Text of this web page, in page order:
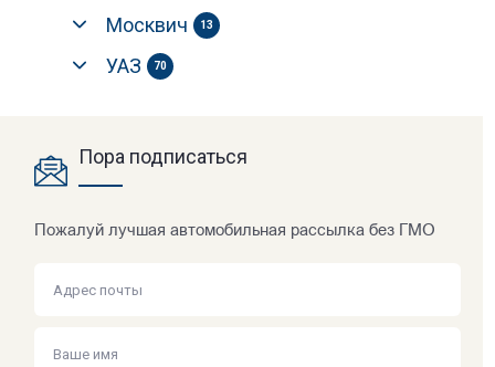
Москвич 13
УАЗ 70
Пора подписаться
Пожалуй лучшая автомобильная рассылка без ГМО